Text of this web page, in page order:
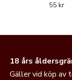
55 kr
18 års
Gäller vid köp av